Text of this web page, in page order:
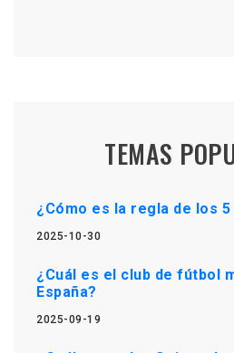
TEMAS
¿Cómo es la regla de los 5
2025-10-30
¿Cuál es el club de fútbol
España?
2025-09-19